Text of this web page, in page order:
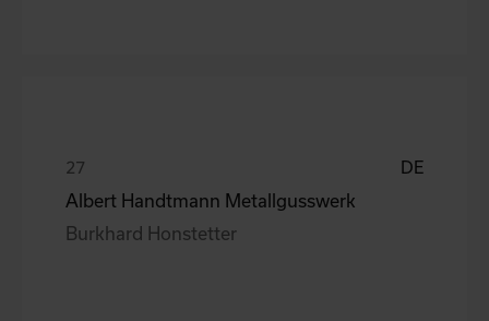
DE
Albert Handtmann Metallgusswerk
Burkhard Honstetter